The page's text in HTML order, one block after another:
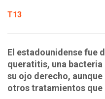
T13
El estadounidense fue
queratitis, una
su ojo derecho,
otros tratamientos que